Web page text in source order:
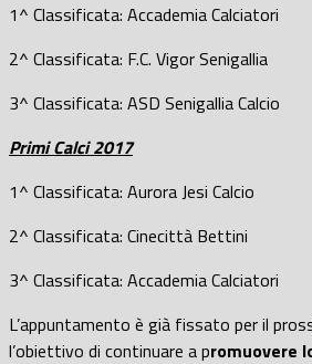
1^ Classificata: Accademia Calciatori
2^ Classificata: F.C. Vigor Senigallia
3^ Classificata: ASD Senigallia Calcio
Primi Calci 2017
1^ Classificata: Aurora Jesi Calcio
2^ Classificata: Cinecittà Bettini
3^ Classificata: Accademia Calciatori
L’appuntamento è già fissato per il
l’obiettivo di continuare a promuovere